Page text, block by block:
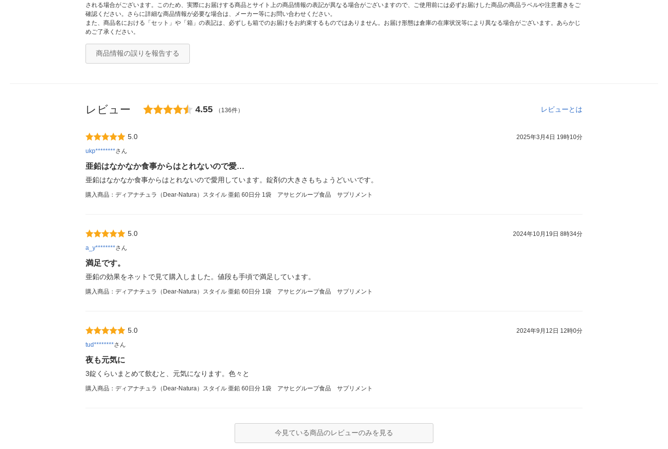
される場合がございます。このため、実際にお届けする商品とサイト上の商品情報の表記が異なる場合がございますので、ご使用前には必ずお届けした商品の商品ラベルや注意書きをご
確認ください。さらに詳細な商品情報が必要な場合は、メーカー等にお問い合わせください。
また、商品名における「セット」や「箱」の表記は、必ずしも箱でのお届けをお約束するものではありません。お届け形態は倉庫の在庫状況等により異なる場合がございます。あらかじ
めご了承ください。
商品情報の誤りを報告する
レビュー 4.55 （136件） レビューとは
5.0
2025年3月4日 19時10分
ukp********さん
亜鉛はなかなか食事からはとれないので愛…
亜鉛はなかなか食事からはとれないので愛用しています。錠剤の大きさもちょうどいいです。
購入商品：ディアナチュラ（Dear-Natura）スタイル 亜鉛 60日分 1袋 アサヒグループ食品 サプリメント
5.0
2024年10月19日 8時34分
a_y********さん
満足です。
亜鉛の効果をネットで見て購入しました。値段も手頃で満足しています。
購入商品：ディアナチュラ（Dear-Natura）スタイル 亜鉛 60日分 1袋 アサヒグループ食品 サプリメント
5.0
2024年9月12日 12時0分
tud********さん
夜も元気に
3錠くらいまとめて飲むと、元気になります。色々と
購入商品：ディアナチュラ（Dear-Natura）スタイル 亜鉛 60日分 1袋 アサヒグループ食品 サプリメント
今見ている商品のレビューのみを見る